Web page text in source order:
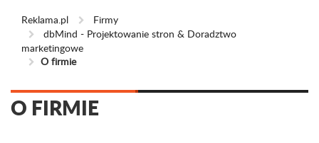
Reklama.pl
Firmy
dbMind - Projektowanie stron & Doradztwo
marketingowe
O firmie
O FIRMIE